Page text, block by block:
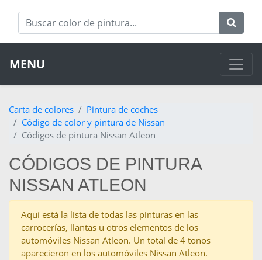
MENU
Carta de colores
Pintura de coches
Código de color y pintura de Nissan
Códigos de pintura Nissan Atleon
CÓDIGOS DE PINTURA
NISSAN ATLEON
Aquí está la lista de todas las pinturas en las
carrocerías, llantas u otros elementos de los
automóviles Nissan Atleon. Un total de 4 tonos
aparecieron en los automóviles Nissan Atleon.